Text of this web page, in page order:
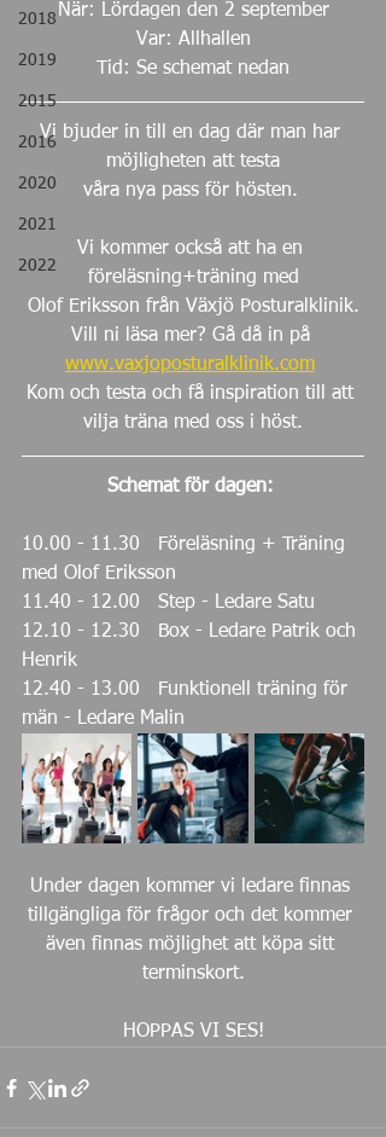
2018
2019
2015
2016
2020
2021
2022
När: Lördagen den 2 september
Var: Allhallen
Tid: Se schemat nedan
Vi bjuder in till en dag där man har
möjligheten att testa
våra nya pass för hösten.
Vi kommer också att ha en
föreläsning+träning med
Olof Eriksson från Växjö Posturalklinik.
Vill ni läsa mer? Gå då in på
www.vaxjoposturalklinik.com
Kom och testa och få inspiration till att
vilja träna med oss i höst.
Schemat för dagen:
10.00 - 11.30   Föreläsning + Träning
med Olof Eriksson
11.40 - 12.00   Step - Ledare Satu
12.10 - 12.30   Box - Ledare Patrik och
Henrik
12.40 - 13.00   Funktionell träning för
män - Ledare Malin
Under dagen kommer vi ledare finnas
tillgängliga för frågor och det kommer
även finnas möjlighet att köpa sitt
terminskort.
HOPPAS VI SES!